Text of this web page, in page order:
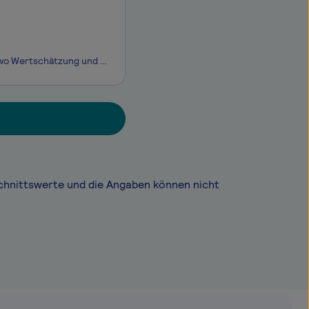
Unser Herz schlägt türkis. Arbeiten bei Motel One ist wie zu Freunden kommen, wo Wertschätzung und Unterstützung großgeschrieben werden und die individuelle Persönlichkeit willkommen ist. Wir begegnen uns auf Augenhöhe und verstehen uns als ein Team: von der Geschäftsführung bis zu den Auszubildende
und die Angaben können nicht